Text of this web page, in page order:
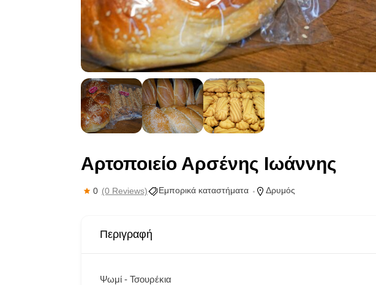
Αρτοποιείο Αρσένης Ιωάννης
0 (0 Reviews) Εμπορικά καταστήματα Δρυμός
Περιγραφή
Ψωμί - Τσουρέκια